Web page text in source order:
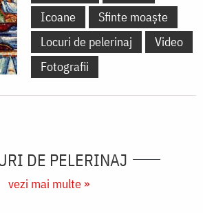
Icoane
Sfinte moaște
Locuri de pelerinaj
Video
Fotografii
DE PELERINAJ
vezi mai multe »